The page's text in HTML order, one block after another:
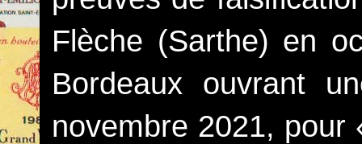
Flèche (Sarthe) en
Bordeaux ouvrant
novembre 2021, pour